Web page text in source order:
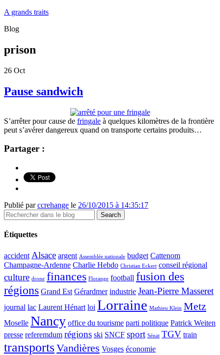
A grands traits
Blog
prison
26 Oct
Pause sandwich
S’arrêter pour cause de fringale à quelques kilomètres de la frontière
peut s’avérer dangereux quand on transporte certains produits…
Partager :
Publié parccrehange le 26/10/2015 à 14:35:17
Étiquettes
accident Alsace argent Assemblée nationale budget Cattenom
Champagne-Ardenne Charlie Hebdo Christian Eckert conseil régional
culture drone finances Florange football fusion des
régions Grand Est Gérardmer industrie Jean-Pierre Masseret
journal lac Laurent Hénart loi Lorraine Mathieu Klein Metz
Moselle Nancy office du tourisme parti politique Patrick Weiten
presse referemdum régions ski SNCF sport Sénat TGV train
transportsVandières Vosges économie